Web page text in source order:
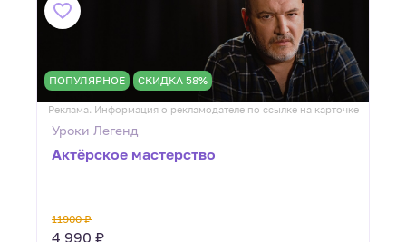
ПОПУЛЯРНОЕ СКИДКА 58%
Реклама. Информация о рекламодателе по ссылке на карточке
Уроки Легенд
Актёрское мастерство
11900 ₽
4 990 ₽